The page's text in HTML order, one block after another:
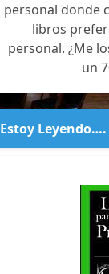
personal donde
libros
personal. ¿Me
un
Estoy Leyendo….